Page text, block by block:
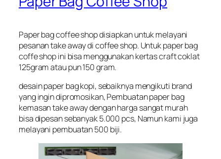
Paper bag coffee shop disiapkan untuk melayani
pesanan take away di coffee shop. Untuk paper bag
coffe shop ini bisa menggunakan kertas craft coklat
125gram atau pun 150 gram.
desain paper bag kopi, sebaiknya mengikuti brand
yang ingin dipromosikan, Pembuatan paper bag
kemasan take away dengan harga sangat murah
bisa dipesan sebanyak 5.000 pcs, Namun kami juga
melayani pembuatan 500 biji.